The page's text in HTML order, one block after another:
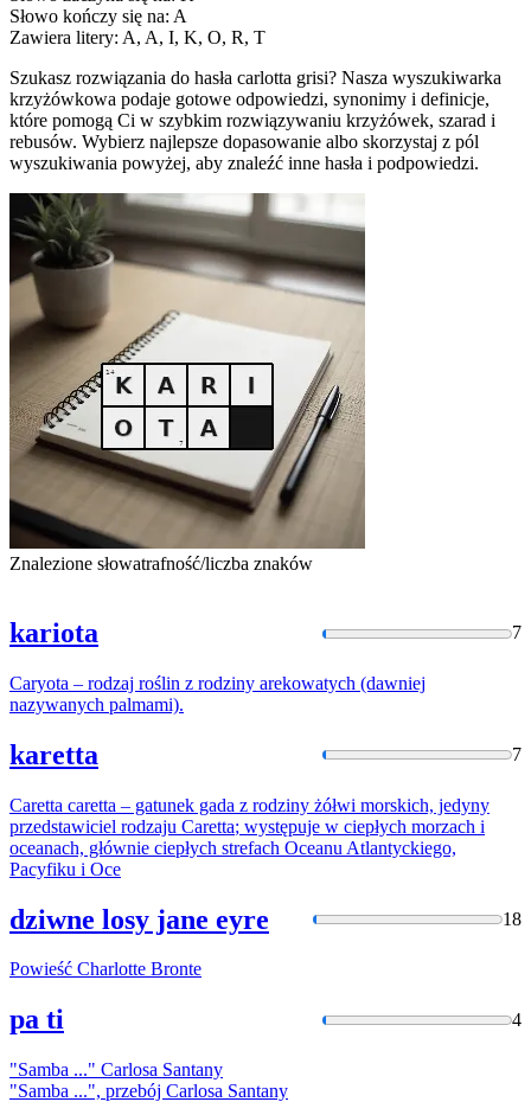
Słowo kończy się na: A
Zawiera litery: A, A, I, K, O, R, T
Szukasz rozwiązania do hasła carlotta grisi? Nasza wyszukiwarka
krzyżówkowa podaje gotowe odpowiedzi, synonimy i definicje,
które pomogą Ci w szybkim rozwiązywaniu krzyżówek, szarad i
rebusów. Wybierz najlepsze dopasowanie albo skorzystaj z pól
wyszukiwania powyżej, aby znaleźć inne hasła i podpowiedzi.
Znalezione słowatrafność/liczba znaków
kariota 7
Caryota – rodzaj roślin z rodziny arekowatych (dawniej
nazywanych palmami).
karetta 7
Caretta caretta – gatunek gada z rodziny żółwi morskich, jedyny
przedstawiciel rodzaju Caretta; występuje w ciepłych morzach i
oceanach, głównie ciepłych strefach Oceanu Atlantyckiego,
Pacyfiku i Oce
dziwne losy jane eyre 18
Powieść Charlotte Bronte
pa ti 4
"Samba ..." Carlosa Santany
"Samba ...", przebój Carlosa Santany